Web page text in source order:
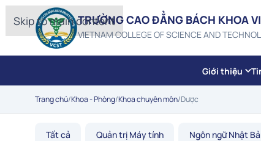
Skip to main contentTRƯỜNG CAO ĐẲNG BÁCH KHOA
VIETNAM COLLEGE OF SCIENCE AND
Giới thiệu
Trang chủ/Khoa - Phòng/Khoa chuyên môn/Dược
Tất cả Quản trị Máy tính Ngôn ngữ Nhật